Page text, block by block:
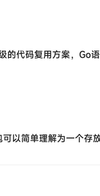
代码复用方案，Go
以简单理解为一个存